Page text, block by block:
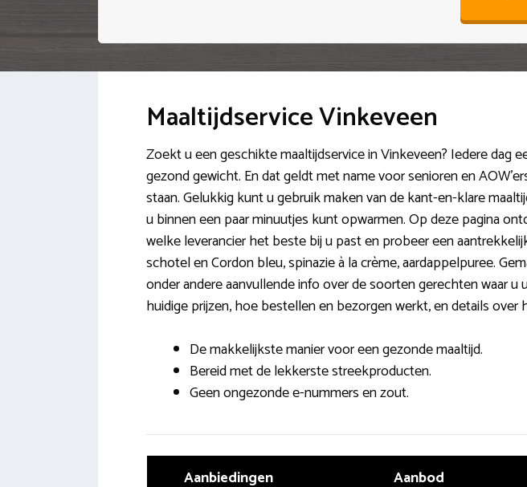
Maaltijdservice Vinkeveen
Zoekt u een geschikte maaltijdservice in Vinkeveen? Iedere dag
gezond gewicht. En dat geldt met name voor senioren en
staan. Gelukkig kunt u gebruik maken van de kant-en-klare
u binnen een paar minuutjes kunt opwarmen. Op deze pagina
welke leverancier het beste bij u past en probeer een
schotel en Cordon bleu, spinazie à la crème, aardappelpuree.
onder andere aanvullende info over de soorten gerechten waar
huidige prijzen, hoe bestellen en bezorgen werkt, en details
De makkelijkste manier voor een gezonde maaltijd.
Bereid met de lekkerste streekproducten.
Geen ongezonde e-nummers en zout.
Aanbiedingen Aanbod